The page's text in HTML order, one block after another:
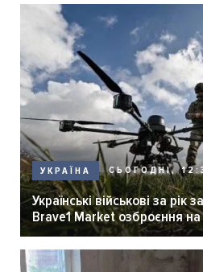
УКРАЇНА СЬОГОДНІ,
Українські військові за рік
Brave1 Market озброєння